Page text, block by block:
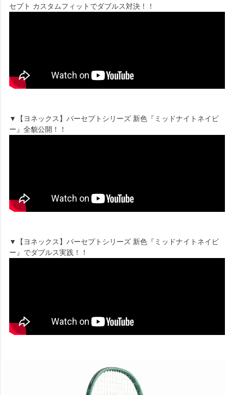
セプト カスタムフィットでダブルス対決！！
▼【ヨネックス】パーセプトシリーズ 新色『ミッドナイトネイビ
ー』全貌公開！！
▼【ヨネックス】パーセプトシリーズ 新色『ミッドナイトネイビ
ー』でダブルス実践！！